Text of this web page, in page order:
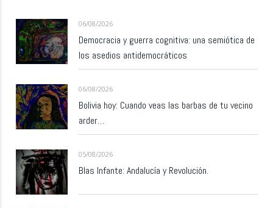
06/08/2026
Democracia y guerra cognitiva: una semiótica de
los asedios antidemocráticos
06/08/2026
Bolivia hoy: Cuando veas las barbas de tu vecino
arder…
05/08/2026
Blas Infante: Andalucía y Revolución.